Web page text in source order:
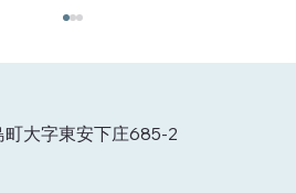
大字東安下庄685-2